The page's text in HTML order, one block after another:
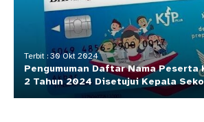
Terbit : 30 Okt 2024
Pengumuman Daftar Nama Peserta
2 Tahun 2024 Disetujui Kepala